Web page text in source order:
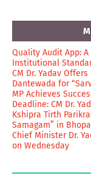
Quality Audit App:
Institutional
CM Dr. Yadav
Dantewada for
MP Achieves
Deadline: CM Dr.
Kshipra Tirth
Samagam” in
Chief Minister Dr.
on Wednesday